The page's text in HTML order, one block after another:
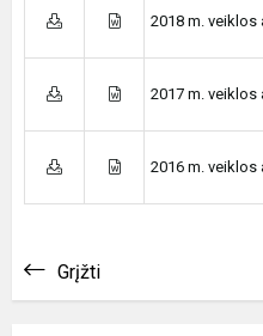
2018 m. veiklos
2017 m. veiklos
2016 m. veiklos
Grįžti